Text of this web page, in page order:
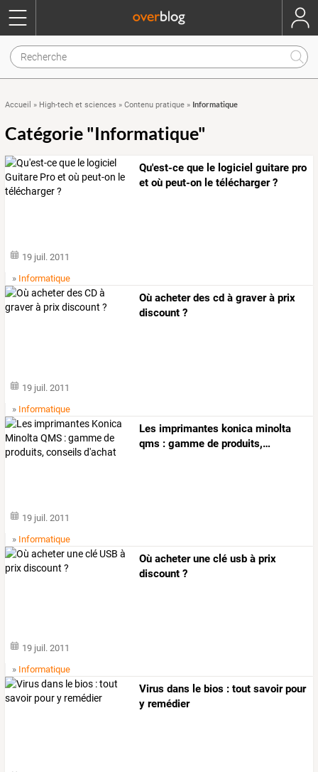
Accueil » High-tech et sciences » Contenu pratique » Informatique
Catégorie "Informatique"
Qu'est-ce que le logiciel guitare pro
et où peut-on le télécharger ?
19 juil. 2011
» Informatique
Où acheter des cd à graver à prix
discount ?
19 juil. 2011
» Informatique
Les imprimantes konica minolta
qms : gamme de produits,…
19 juil. 2011
» Informatique
Où acheter une clé usb à prix
discount ?
19 juil. 2011
» Informatique
Virus dans le bios : tout savoir pour
y remédier